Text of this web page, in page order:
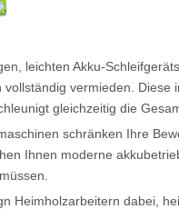
leichten Akku-
vermieden.
gleichzeitig die
schränken Ihre
Ihnen moderne
Heimholzarbeitern dabei,